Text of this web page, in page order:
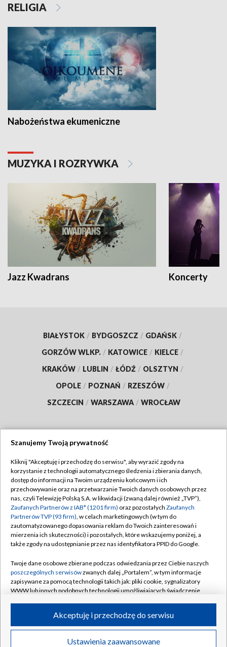
RELIGIA
Nabożeństwa ekumeniczne
MUZYKA I ROZRYWKA
Jazz Kwadrans Koncerty
BIAŁYSTOK / BYDGOSZCZ / GDAŃSK /
GORZÓW WLKP. / KATOWICE / KIELCE /
KRAKÓW / LUBLIN / ŁÓDŹ / OLSZTYN /
OPOLE / POZNAŃ / RZESZÓW /
SZCZECIN / WARSZAWA / WROCŁAW
TVP
Abonament TVP
Emisja w TVP
Centrum informacji TVP
Naziemna Telewizja Cyfrowa
Rada Programowa
System NOS
Informacje o nadawcy
Program dla prasy
Regulamin TVP
Polityka prywatności
Moje zgody
Pomoc
Kontakt
Kanały
©2026 Telewizja Polska S.A. w likwidacji
Szanujemy Twoją prywatność
Kliknij "Akceptuję i przechodzę do serwisu", aby wyrazić zgody na
korzystanie z technologii automatycznego śledzenia i zbierania danych,
dostęp do informacji na Twoim urządzeniu końcowym i ich
przechowywanie oraz na przetwarzanie Twoich danych osobowych przez
nas, czyli Telewizję Polską S.A. w likwidacji (zwaną dalej również „TVP”),
Zaufanych Partnerów z IAB* (1201 firm) oraz pozostałych Zaufanych
Partnerów TVP (93 firm), w celach marketingowych (w tym do
zautomatyzowanego dopasowania reklam do Twoich zainteresowań i
mierzenia ich skuteczności) i pozostałych, które wskazujemy poniżej, a
także zgody na udostępnianie przez nas identyfikatora PPID do Google.
Twoje dane osobowe zbierane podczas odwiedzania przez Ciebie naszych
poszczególnych serwisówzwanych dalej „Portalem”, w tym informacje
zapisywane za pomocą technologii takich jak: pliki cookie, sygnalizatory
WWW lub innych podobnych technologii umożliwiających świadczenie
ruchu w Internecie.
Twoje dane osobowe zbierane podczas odwiedzania przez Ciebie
Ustawienia zaawansowane
Akceptuję i przechodzę do serwisu